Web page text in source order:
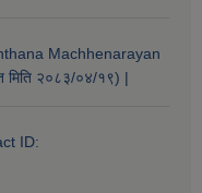
Machhenarayan
मिति २०८३/०४/१९) |
ID: